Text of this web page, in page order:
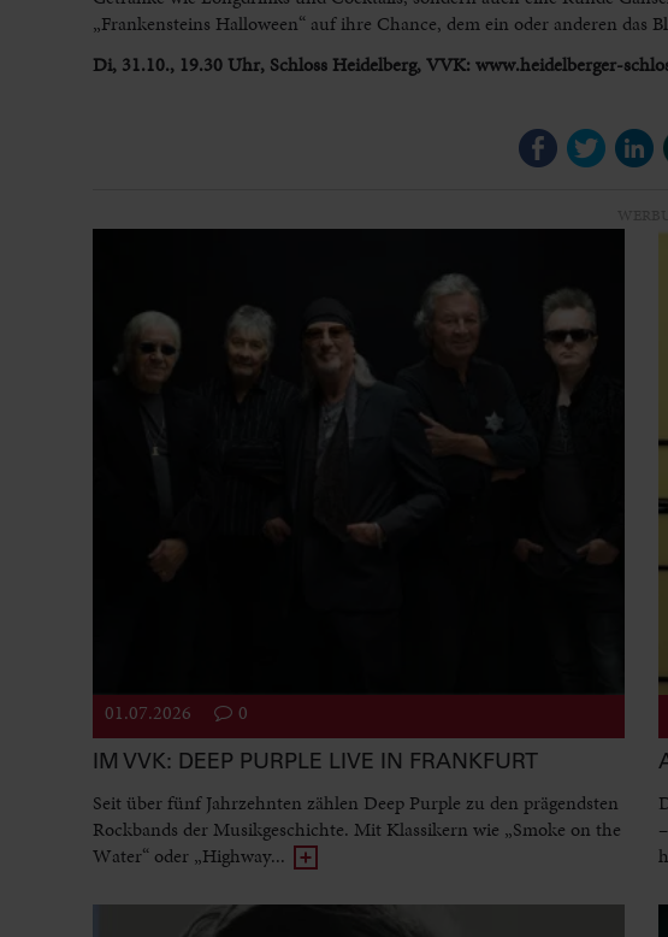
„Frankensteins Halloween“ auf ihre Chance, dem ein oder anderen
Di, 31.10., 19.30 Uhr, Schloss Heidelberg, VVK: www.heidelberger-
FacebookTwitter
01.07.2026 0
IM VVK: DEEP PURPLE LIVE IN FRANKFURT
Seit über fünf Jahrzehnten zählen Deep Purple zu den prägendsten
Rockbands der Musikgeschichte. Mit Klassikern wie „Smoke on the
Water“ oder „Highway...